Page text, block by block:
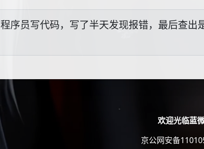
程序员写代码，写了半天发现报错，最后查
欢迎光临蓝
京公网安备